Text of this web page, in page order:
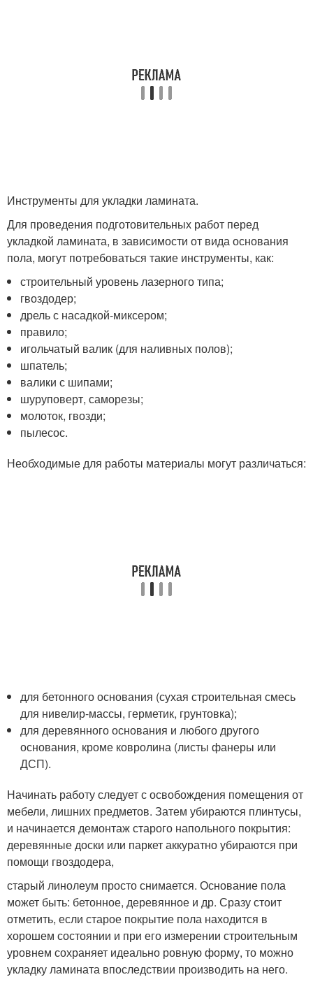
Инструменты для укладки ламината.
Для проведения подготовительных работ перед
укладкой ламината, в зависимости от вида основания
пола, могут потребоваться такие инструменты, как:
строительный уровень лазерного типа;
гвоздодер;
дрель с насадкой-миксером;
правило;
игольчатый валик (для наливных полов);
шпатель;
валики с шипами;
шуруповерт, саморезы;
молоток, гвозди;
пылесос.
Необходимые для работы материалы могут различаться:
для бетонного основания (сухая строительная смесь
для нивелир-массы, герметик, грунтовка);
для деревянного основания и любого другого
основания, кроме ковролина (листы фанеры или
ДСП).
Начинать работу следует с освобождения помещения от
мебели, лишних предметов. Затем убираются плинтусы,
и начинается демонтаж старого напольного покрытия:
деревянные доски или паркет аккуратно убираются при
помощи гвоздодера,
старый линолеум просто снимается. Основание пола
может быть: бетонное, деревянное и др. Сразу стоит
отметить, если старое покрытие пола находится в
хорошем состоянии и при его измерении строительным
уровнем сохраняет идеально ровную форму, то можно
укладку ламината впоследствии производить на него.